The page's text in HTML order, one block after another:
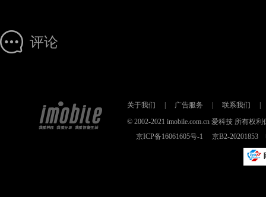
评论
关于我们 广告服务 联系我们
© 2002-2021 imobile.com.cn 爱科技 所有权
京ICP备16061605号-1
京B2-20201853